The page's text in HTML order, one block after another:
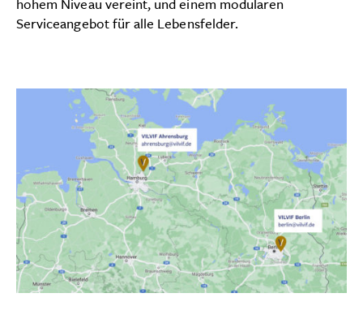
hohem Niveau vereint, und einem modularen
Serviceangebot für alle Lebensfelder.